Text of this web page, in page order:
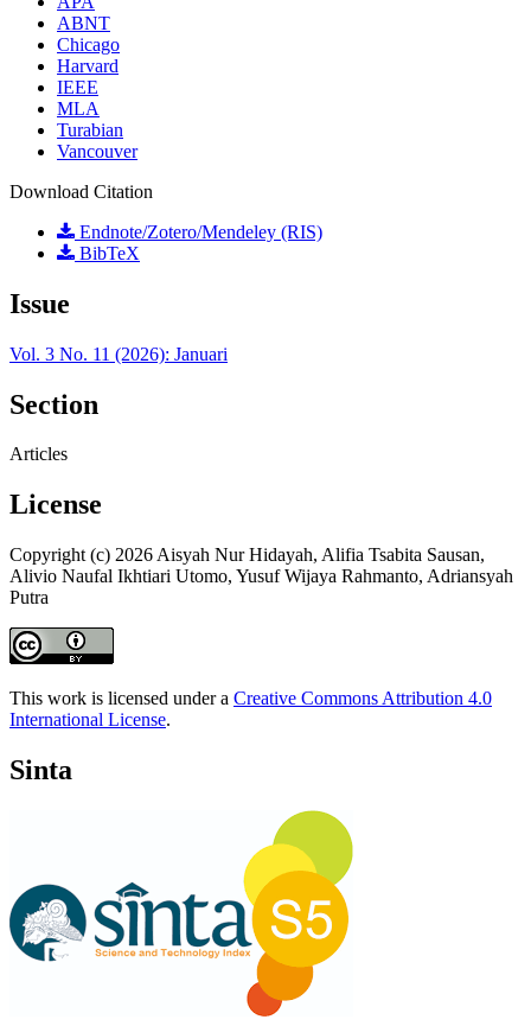
ABNT
Chicago
Harvard
IEEE
MLA
Turabian
Vancouver
Download Citation
Endnote/Zotero/Mendeley (RIS)
BibTeX
Issue
Vol. 3 No. 11 (2026): Januari
Section
Articles
License
Copyright (c) 2026 Aisyah Nur Hidayah, Alifia Tsabita Sausan,
Alivio Naufal Ikhtiari Utomo, Yusuf Wijaya Rahmanto, Adriansyah
Putra
This work is licensed under a Creative Commons Attribution 4.0
International License.
Sinta